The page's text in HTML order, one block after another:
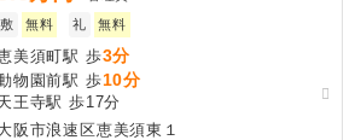
敷
無料 礼 無料
美須町駅 歩3分
物園前駅 歩10分
王寺駅 歩17分
阪市浪速区恵美須東１